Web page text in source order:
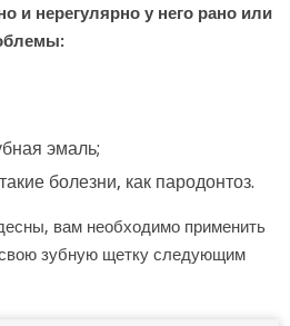
и нерегулярно у него рано или
эмаль;
болезни, как пародонтоз.
вам необходимо применить
свою зубную щетку следующим